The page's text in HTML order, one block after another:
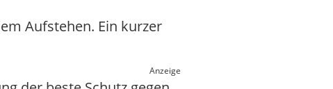
Aufstehen. Ein kurzer
Anzeige